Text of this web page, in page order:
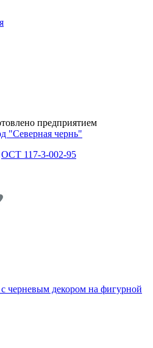
предприятием
"Северная чернь"
ОСТ 117-3-002-95
черневым декором на фигурной